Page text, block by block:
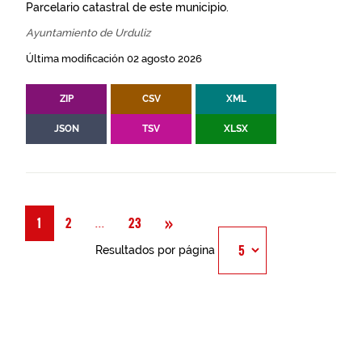
Parcelario catastral de este municipio.
Ayuntamiento de Urduliz
Última modificación 02 agosto 2026
ZIP CSV XML
JSON TSV XLSX
1 2 Página
... 23 » Siguiente
Resultados por página